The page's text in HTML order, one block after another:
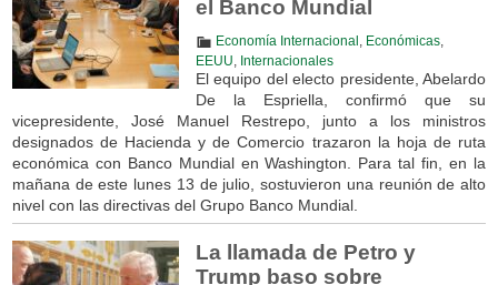
el Banco Mundial
Economía Internacional Económicas,
EEUU
Internacionales
El equipo del electo presidente, Abelardo
De la Espriella, confirmó que su
vicepresidente, José Manuel Restrepo, junto a los ministros
designados de Hacienda y de Comercio trazaron la hoja de ruta
económica con Banco Mundial en Washington. Para tal fin, en la
mañana de este lunes 13 de julio, sostuvieron una reunión de alto
nivel con las directivas del Grupo Banco Mundial.
La llamada de Petro y
Trump baso sobre